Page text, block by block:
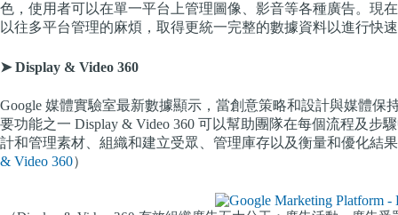
色，使用者可以在單一平台上管理圖像、影音等各種廣告。 現
以往多平台管理的麻煩，取得更統一完整的數據資料以進行快
➤ Display & Video 360
Google 媒體實驗室最新數據顯示，當創意策略和設計與媒體
要功能之一 Display & Video 360 可以幫助團隊在每個流程及步
計和管理素材、組織和建立受眾、管理庫存以及衡量和優化結
& Video 360）